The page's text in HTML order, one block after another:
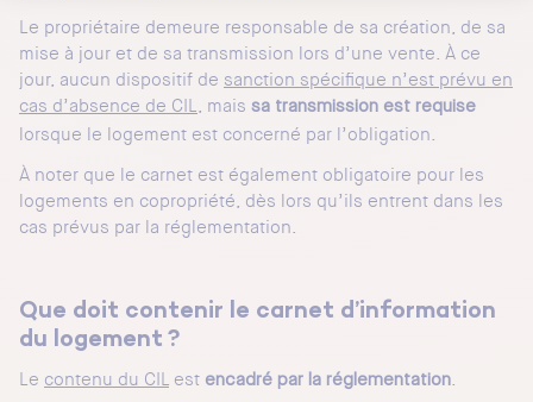
Le propriétaire demeure responsable de sa création, de sa
mise à jour et de sa transmission lors d’une vente. À ce
jour, aucun dispositif de sanction spécifique n’est prévu en
cas d’absence de CIL, mais sa transmission est requise
lorsque le logement est concerné par l’obligation.
À noter que le carnet est également obligatoire pour les
logements en copropriété, dès lors qu’ils entrent dans les
cas prévus par la réglementation.
Que doit contenir le carnet d’information
du logement ?
Le contenu du CIL est encadré par la réglementation.